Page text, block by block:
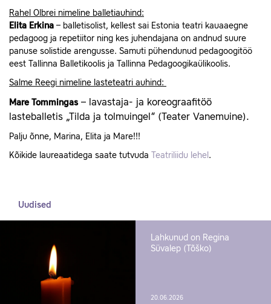
Rahel Olbrei nimeline balletiauhind:
Elita Erkina – balletisolist, kellest sai Estonia teatri kauaaegne
pedagoog ja repetiitor ning kes juhendajana on andnud suure
panuse solistide arengusse. Samuti pühendunud pedagoogitöö
eest Tallinna Balletikoolis ja Tallinna Pedagoogikaülikoolis.
Salme Reegi nimeline lasteteatri auhind:
Mare Tommingas– lavastaja- ja koreograafitöö
lasteballetis „Tilda ja tolmuingel“ (Teater Vanemuine).
Palju õnne, Marina, Elita ja Mare!!!
Kõikide laureaatidega saate tutvuda Teatriliidu lehel .
Uudised
Lahkunud on Regina
Süvalep (Tõško)
20.06.2026